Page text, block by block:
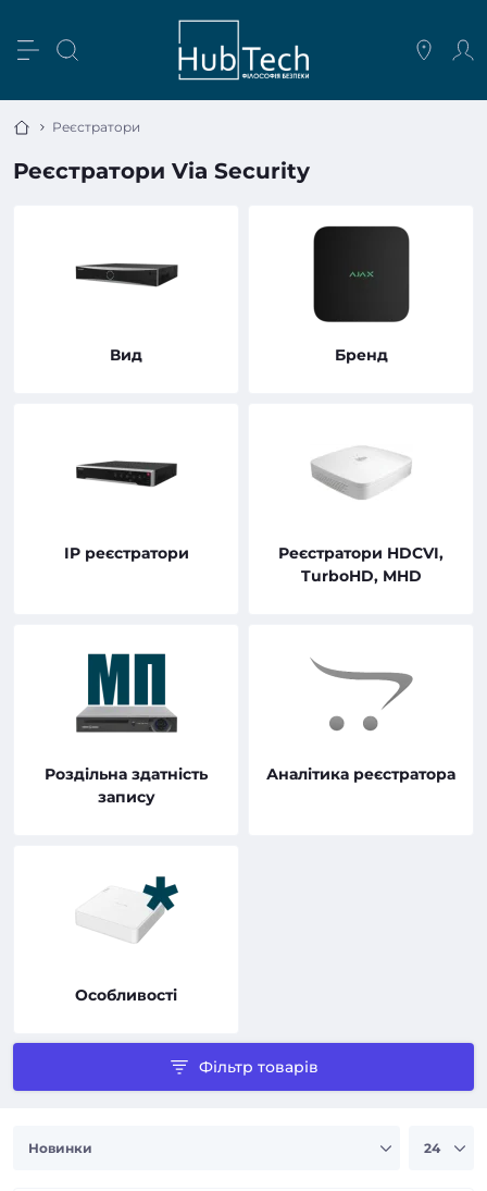
Реєстратори
Реєстратори Via Security
Вид Бренд
IP реєстратори
Реєстратори HDCVI,
TurboHD, MHD
Роздільна здатність
запису
Аналітика реєстратора
Особливості
Фільтр товарів